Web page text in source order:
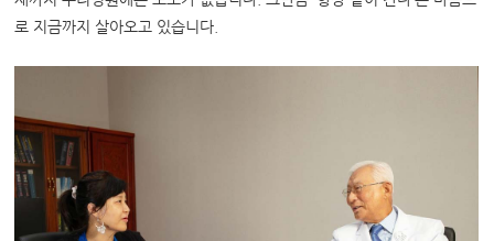
로 지금까지 살아오고 있습니다.